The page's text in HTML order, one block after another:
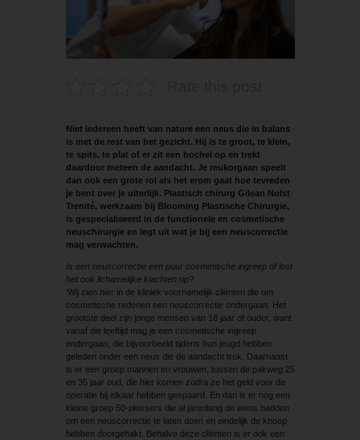
Niet iedereen heeft van nature een neus die in balans
is met de rest van het gezicht. Hij is te groot, te klein,
te spits, te plat of er zit een bochel op en trekt
daardoor meteen de aandacht. Je reukorgaan speelt
dan ook een grote rol als het erom gaat hoe tevreden
je bent over je uiterlijk. Plastisch chirurg Gilean Nolst
Trenité, werkzaam bij Blooming Plastische Chirurgie,
is gespecialiseerd in de functionele en cosmetische
neuschirurgie en legt uit wat je bij een neuscorrectie
mag verwachten.
Is een neuscorrectie een puur cosmetische ingreep of lost
het ook lichamelijke klachten op?
‘Wij zien hier in de kliniek voornamelijk cliënten die om
cosmetische redenen een neuscorrectie ondergaan. Het
grootste deel zijn jonge mensen van 18 jaar of ouder, want
vanaf die leeftijd mag je een cosmetische ingreep
ondergaan, die bijvoorbeeld tijdens hun jeugd hebben
geleden onder een neus die de aandacht trok. Daarnaast
is er een groep mannen en vrouwen, tussen de pakweg 25
en 35 jaar oud, die hier komen zodra ze het geld voor de
operatie bij elkaar hebben gespaard. En dan is er nog een
kleine groep 50-plussers die al jarenlang de wens hadden
om een neuscorrectie te laten doen en eindelijk de knoop
hebben doorgehakt. Behalve deze cliënten is er ook een